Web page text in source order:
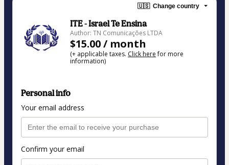
🇺🇸 Change country
ITE - Israel Te Ensina
Author: TN Comunicações LTDA
$15.00 / month
(+ applicable taxes. Click herefor more
information)
Personal info
Your email address
Confirm your email